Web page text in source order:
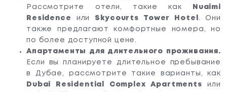
Рассмотрите отели, такие как
Nuaimi
Residence
или Skycourts Tower Hotel
. Они
также предлагают комфортные номера, но
по более доступной цене.
Апартаменты для длительного проживания.
Если вы планируете длительное пребывание
в Дубае, рассмотрите такие варианты, как
Dubai Residential Complex Apartments или